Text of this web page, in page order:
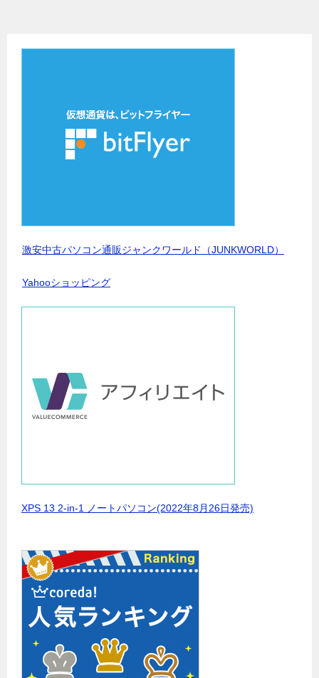
激安中古パソコン通販ジャンクワールド（JUNKWORLD）
Yahooショッピング
XPS 13 2-in-1 ノートパソコン(2022年8月26日発売)